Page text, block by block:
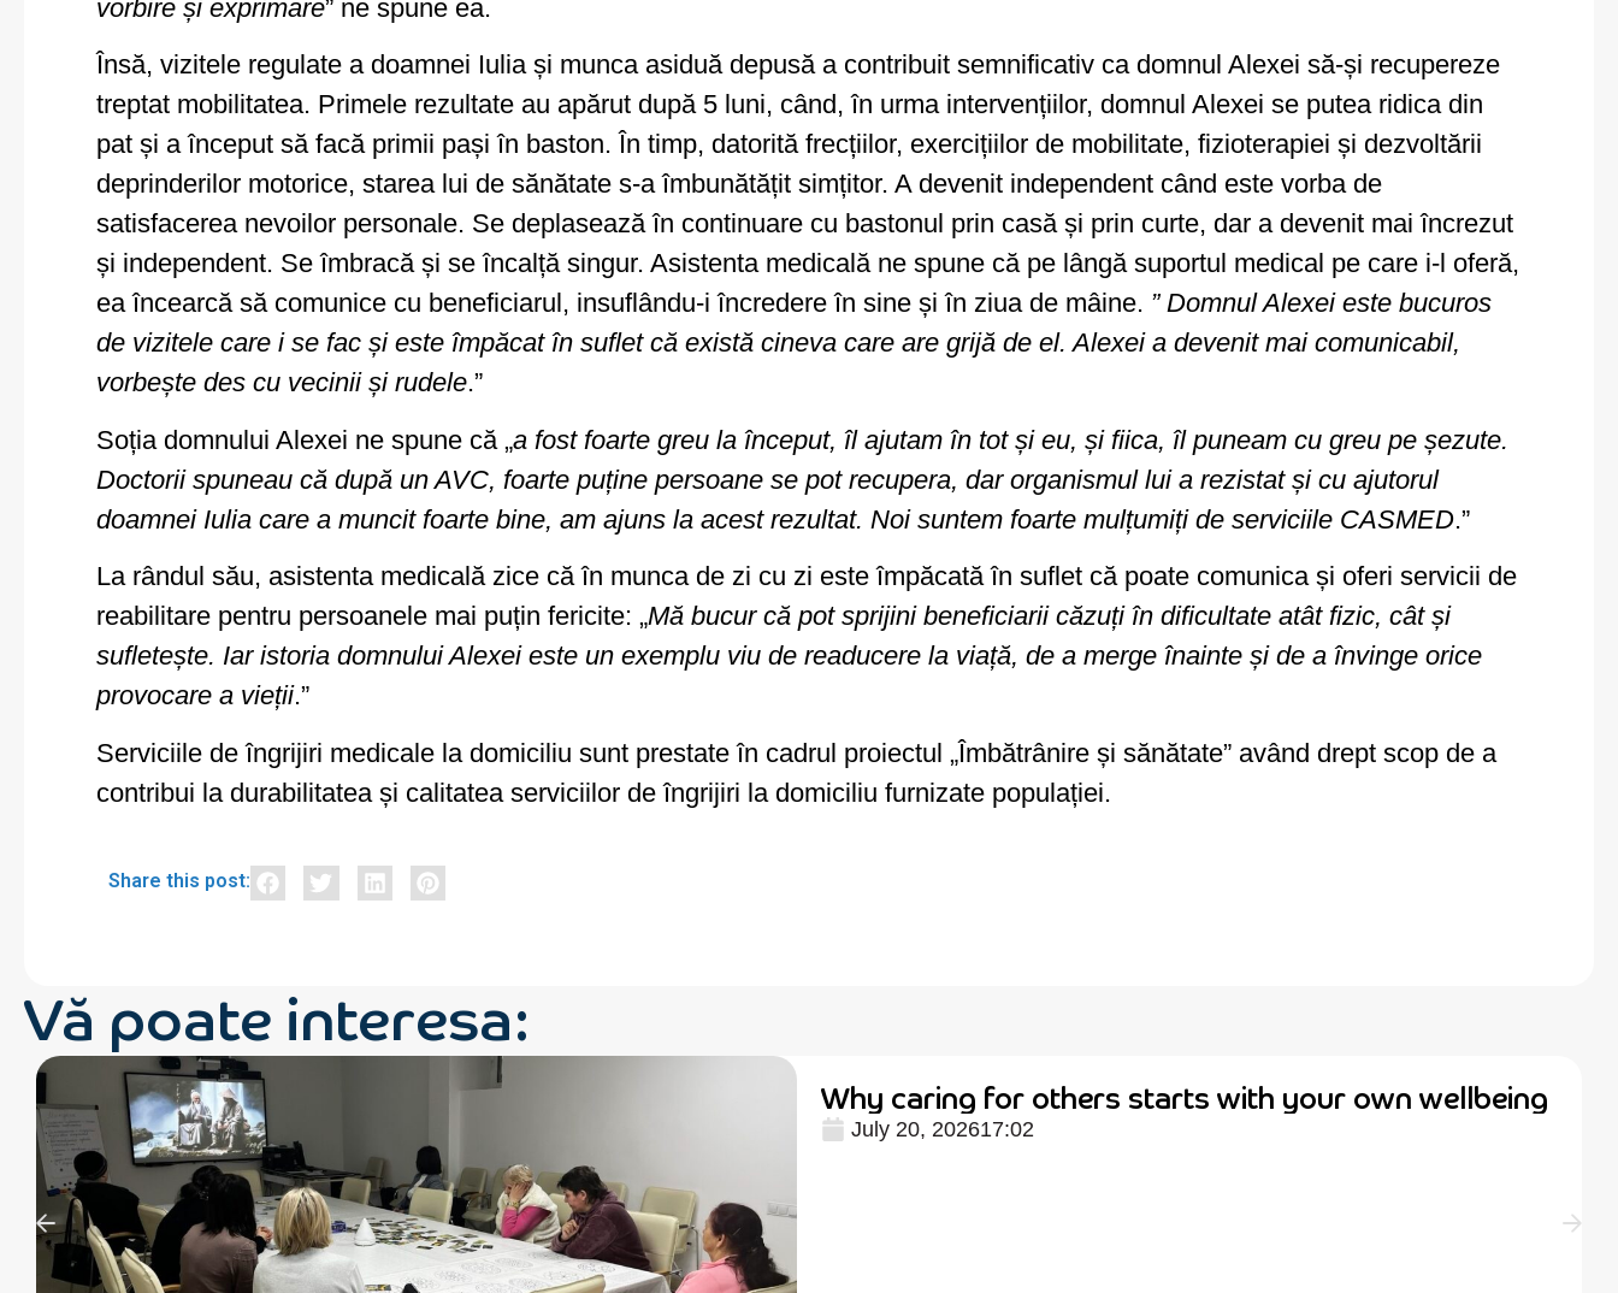
vorbire și exprimare” ne spune ea.
Însă, vizitele regulate a doamnei Iulia și munca asiduă depusă a contribuit semnificativ ca domnul Alexei să-și recupereze
treptat mobilitatea. Primele rezultate au apărut după 5 luni, când, în urma intervențiilor, domnul Alexei se putea ridica din
pat și a început să facă primii pași în baston. În timp, datorită frecțiilor, exercițiilor de mobilitate, fizioterapiei și dezvoltării
deprinderilor motorice, starea lui de sănătate s-a îmbunătățit simțitor. A devenit independent când este vorba de
satisfacerea nevoilor personale. Se deplasează în continuare cu bastonul prin casă și prin curte, dar a devenit mai încrezut
și independent. Se îmbracă și se încalță singur. Asistenta medicală ne spune că pe lângă suportul medical pe care i-l oferă,
ea încearcă să comunice cu beneficiarul, insuflându-i încredere în sine și în ziua de mâine. ” Domnul Alexei este bucuros
de vizitele care i se fac și este împăcat în suflet că există cineva care are grijă de el. Alexei a devenit mai comunicabil,
vorbește des cu vecinii și rudele.”
Soția domnului Alexei ne spune că „a fost foarte greu la început, îl ajutam în tot și eu, și fiica, îl puneam cu greu pe șezute.
Doctorii spuneau că după un AVC, foarte puține persoane se pot recupera, dar organismul lui a rezistat și cu ajutorul
doamnei Iulia care a muncit foarte bine, am ajuns la acest rezultat. Noi suntem foarte mulțumiți de serviciile CASMED.”
La rândul său, asistenta medicală zice că în munca de zi cu zi este împăcată în suflet că poate comunica și oferi servicii de
reabilitare pentru persoanele mai puțin fericite: „Mă bucur că pot sprijini beneficiarii căzuți în dificultate atât fizic, cât și
sufletește. Iar istoria domnului Alexei este un exemplu viu de readucere la viață, de a merge înainte și de a învinge orice
provocare a vieții.”
Serviciile de îngrijiri medicale la domiciliu sunt prestate în cadrul proiectul „Îmbătrânire și sănătate” având drept scop de a
contribui la durabilitatea și calitatea serviciilor de îngrijiri la domiciliu furnizate populației.
Share this post:
Vă poate interesa:
Why caring for others starts with your own wellbeing
July 20, 202617:02